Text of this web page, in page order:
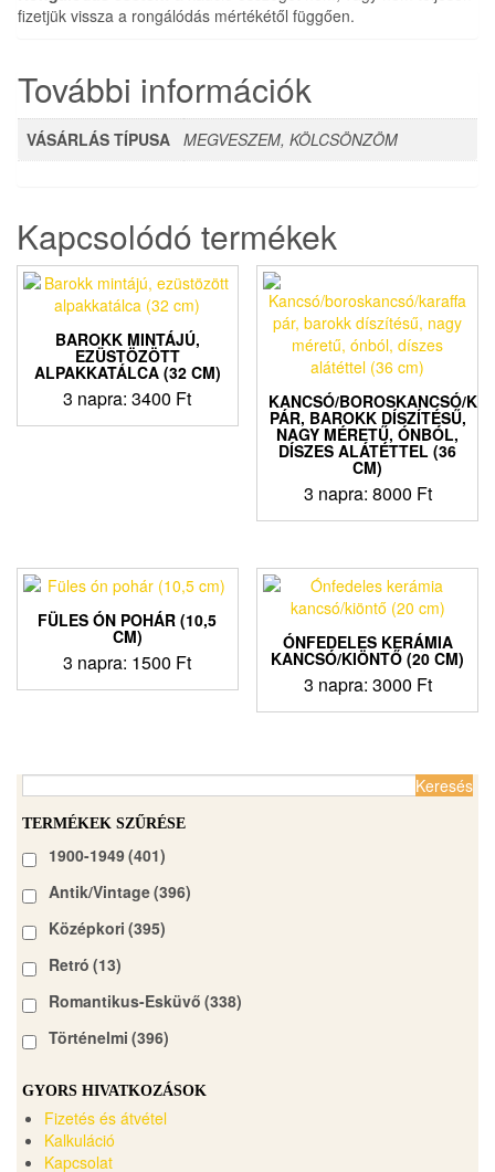
fizetjük vissza a rongálódás mértékétől függően.
További információk
VÁSÁRLÁS TÍPUSA MEGVESZEM, KÖLCSÖNZÖM
Kapcsolódó termékek
BAROKK MINTÁJÚ,
EZÜSTÖZÖTT
ALPAKKATÁLCA (32 CM)
3 napra:3400 Ft KANCSÓ/BOROSKANCSÓ/
PÁR, BAROKK DÍSZÍTÉSŰ,
NAGY MÉRETŰ, ÓNBÓL,
DÍSZES ALÁTÉTTEL (36
CM)
3 napra: 8000 Ft
FÜLES ÓN POHÁR (10,5
CM)
3 napra: 1500 Ft
ÓNFEDELES KERÁMIA
KANCSÓ/KIÖNTŐ (20 CM)
3 napra: 3000 Ft
TERMÉKEK SZŰRÉSE
1900-1949(401)
Antik/Vintage(396)
Középkori (395)
Retró (13)
Romantikus-Esküvő (338)
Történelmi (396)
GYORS HIVATKOZÁSOK
Fizetés és átvétel
Kalkuláció
Kapcsolat